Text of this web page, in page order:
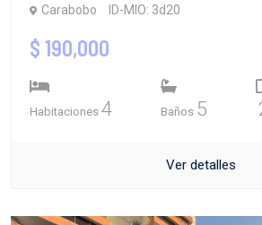
Carabobo ID-MIO: 3d20
$ 190,000
Habitaciones 4 Baños 5
Ver detalles